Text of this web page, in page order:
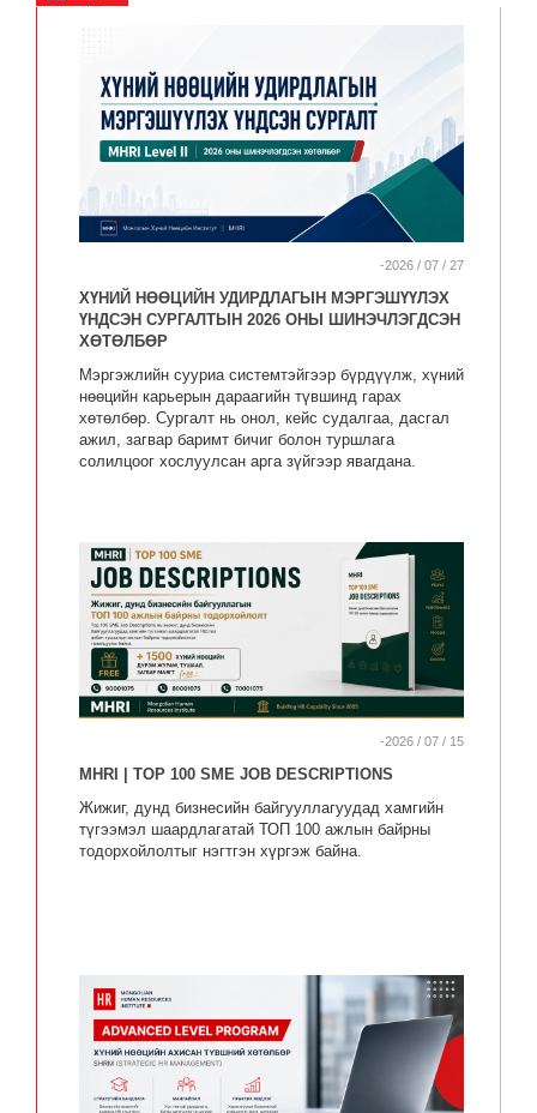
-2026 / 07 / 27
ХҮНИЙ НӨӨЦИЙН УДИРДЛАГЫН МЭРГЭШҮҮЛЭХ
ҮНДСЭН СУРГАЛТЫН 2026 ОНЫ ШИНЭЧЛЭГДСЭН
ХӨТӨЛБӨР
Мэргэжлийн сууриа системтэйгээр бүрдүүлж, хүний
нөөцийн карьерын дараагийн түвшинд гарах
хөтөлбөр. Сургалт нь онол, кейс судалгаа, дасгал
ажил, загвар баримт бичиг болон туршлага
солилцоог хослуулсан арга зүйгээр явагдана.
-2026 / 07 / 15
MHRI | TOP 100 SME JOB DESCRIPTIONS
Жижиг, дунд бизнесийн байгууллагуудад хамгийн
түгээмэл шаардлагатай ТОП 100 ажлын байрны
тодорхойлолтыг нэгтгэн хүргэж байна.